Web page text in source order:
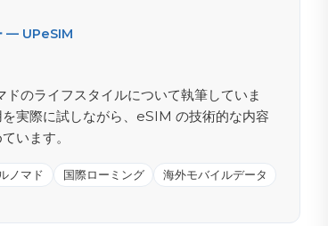
— UPeSIM
のライフスタイルについて執筆していま
実際に試しながら、eSIM の技術的な内容
います。
ノマド 国際ローミング 海外モバイルデータ